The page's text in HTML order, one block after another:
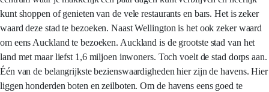
kunt shoppen of genieten van de vele restaurants en bars. Het is zeker
waard deze stad te bezoeken. Naast Wellington is het ook zeker waard
om eens Auckland te bezoeken. Auckland is de grootste stad van het
land met maar liefst 1,6 miljoen inwoners. Toch voelt de stad dorps aan.
Één van de belangrijkste bezienswaardigheden hier zijn de havens. Hier
liggen honderden boten en zeilboten. Om de havens eens goed te